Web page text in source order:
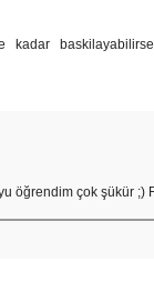
kadar
öğrendim çok şükür